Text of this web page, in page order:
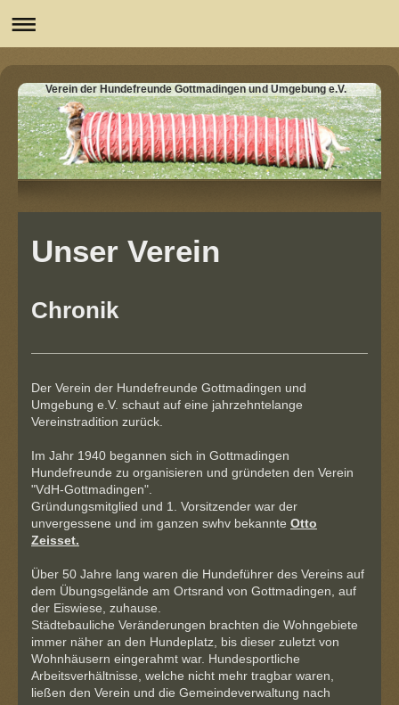
Verein der Hundefreunde Gottmadingen und Umgebung e.V.
Unser Verein
Chronik
Der Verein der Hundefreunde Gottmadingen und
Umgebung e.V. schaut auf eine jahrzehntelange
Vereinstradition zurück.
Im Jahr 1940 begannen sich in Gottmadingen
Hundefreunde zu organisieren und gründeten den Verein
"VdH-Gottmadingen".
Gründungsmitglied und 1. Vorsitzender war der
unvergessene und im ganzen swhv bekannte Otto
Zeisset.
Über 50 Jahre lang waren die Hundeführer des Vereins auf
dem Übungsgelände am Ortsrand von Gottmadingen, auf
der Eiswiese, zuhause.
Städtebauliche Veränderungen brachten die Wohngebiete
immer näher an den Hundeplatz, bis dieser zuletzt von
Wohnhäusern eingerahmt war. Hundesportliche
Arbeitsverhältnisse, welche nicht mehr tragbar waren,
ließen den Verein und die Gemeindeverwaltung nach